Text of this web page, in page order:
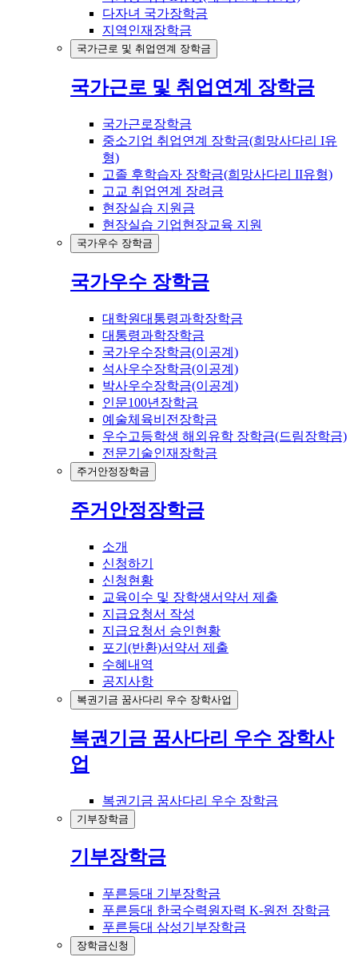
다자녀 국가장학금
지역인재장학금
국가근로 및 취업연계 장학금
국가근로 및 취업연계 장학금
국가근로장학금
중소기업 취업연계 장학금(희망사다리 I유
형)
고졸 후학습자 장학금(희망사다리 II유형)
고교 취업연계 장려금
현장실습 지원금
현장실습 기업현장교육 지원
국가우수 장학금
국가우수 장학금
대학원대통령과학장학금
대통령과학장학금
국가우수장학금(이공계)
석사우수장학금(이공계)
박사우수장학금(이공계)
인문100년장학금
예술체육비전장학금
우수고등학생 해외유학 장학금(드림장학금)
전문기술인재장학금
주거안정장학금
주거안정장학금
소개
신청하기
신청현황
교육이수 및 장학생서약서 제출
지급요청서 작성
지급요청서 승인현황
포기(반환)서약서 제출
수혜내역
공지사항
복권기금 꿈사다리 우수 장학사업
복권기금 꿈사다리 우수 장학사
업
복권기금 꿈사다리 우수 장학금
기부장학금
기부장학금
푸른등대 기부장학금
푸른등대 한국수력원자력 K-원전 장학금
푸른등대 삼성기부장학금
장학금신청